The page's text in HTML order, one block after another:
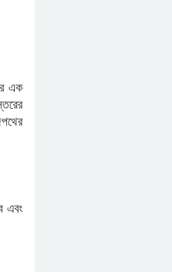
এক
এবং